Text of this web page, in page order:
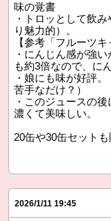
味の覚書
・トロッとして飲
り魅力的）。
【参考「フルーツ
・にんじん感が強
も約3倍なので、に
・娘にも味が好評
苦手なだけ？）
・このジュースの
濃くて美味しい。
20缶や30缶セットも
2026/1/11 19:45